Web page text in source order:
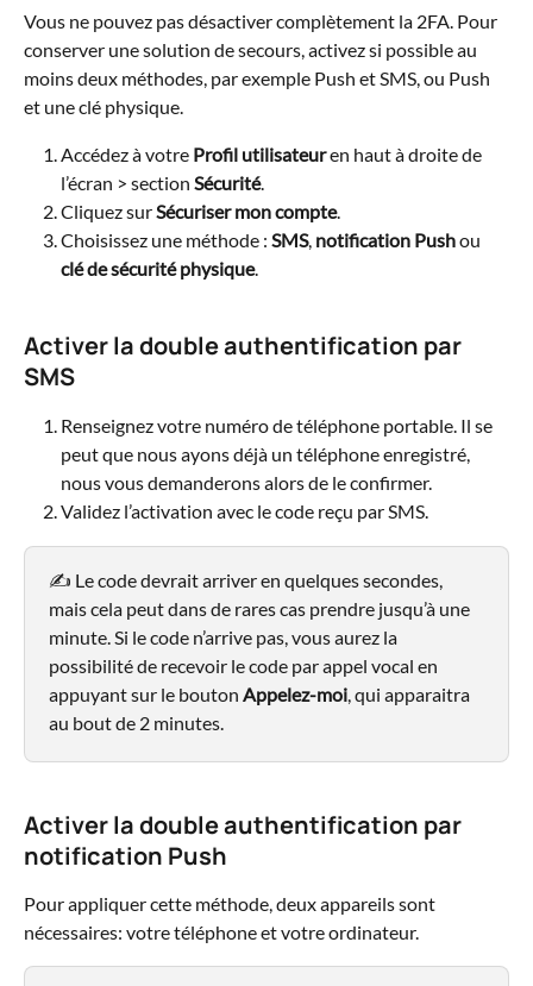
Vous ne pouvez pas désactiver complètement la 2FA. Pour
conserver une solution de secours, activez si possible au
moins deux méthodes, par exemple Push et SMS, ou Push
et une clé physique.
Accédez à votre Profil utilisateur en haut à droite de
l’écran > section Sécurité.
Cliquez sur Sécuriser mon compte.
Choisissez une méthode : SMS, notification Push ou
clé de sécurité physique.
Activer la double authentification par
SMS
Renseignez votre numéro de téléphone portable. Il se
peut que nous ayons déjà un téléphone enregistré,
nous vous demanderons alors de le confirmer.
Validez l’activation avec le code reçu par SMS.
✍️ Le code devrait arriver en quelques secondes,
mais cela peut dans de rares cas prendre jusqu’à une
minute. Si le code n’arrive pas, vous aurez la
possibilité de recevoir le code par appel vocal en
appuyant sur le bouton Appelez-moi, qui apparaitra
au bout de 2 minutes.
Activer la double authentification par
notification Push
Pour appliquer cette méthode, deux appareils sont
nécessaires: votre téléphone et votre ordinateur.